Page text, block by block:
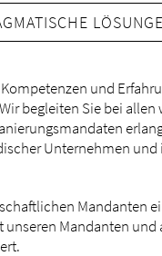
und
be­glei­ten Sie bei
Un­ter­neh­men
Man­dan­ten
Man­dan­ten